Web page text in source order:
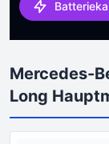
Mercedes-
Long